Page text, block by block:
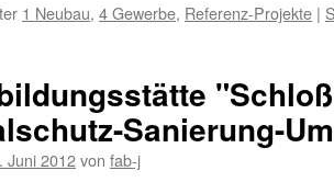
1 Neubau, 4 Gewerbe, Referenz-Projekte |
Sanierung-
Juni 2012von fab-j